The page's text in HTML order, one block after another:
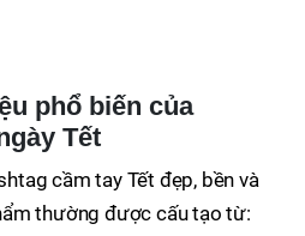
phổ biến của
Tết
cầm tay Tết đẹp, bền và
thường được cấu tạo từ: